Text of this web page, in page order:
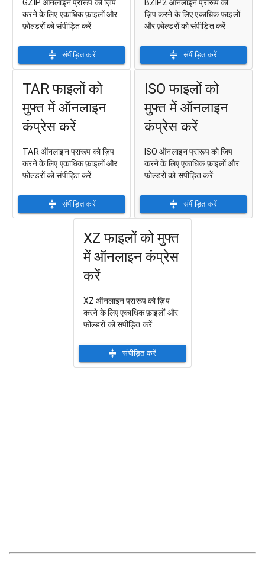
GZIP ऑनलाइन प्रारूप को ज़िप
करने के लिए एकाधिक फ़ाइलों और
फ़ोल्डरों को संपीड़ित करें
संपीड़ित करें
BZIP2 ऑनलाइन प्रारूप को
ज़िप करने के लिए एकाधिक फ़ाइलों
और फ़ोल्डरों को संपीड़ित करें
संपीड़ित करें
TAR फाइलों को
मुफ्त में ऑनलाइन
कंप्रेस करें
TAR ऑनलाइन प्रारूप को ज़िप
करने के लिए एकाधिक फ़ाइलों और
फ़ोल्डरों को संपीड़ित करें
संपीड़ित करें
ISO फाइलों को
मुफ्त में ऑनलाइन
कंप्रेस करें
ISO ऑनलाइन प्रारूप को ज़िप
करने के लिए एकाधिक फ़ाइलों और
फ़ोल्डरों को संपीड़ित करें
संपीड़ित करें
XZ फाइलों को मुफ्त
में ऑनलाइन कंप्रेस
करें
XZ ऑनलाइन प्रारूप को ज़िप
करने के लिए एकाधिक फ़ाइलों और
फ़ोल्डरों को संपीड़ित करें
संपीड़ित करें